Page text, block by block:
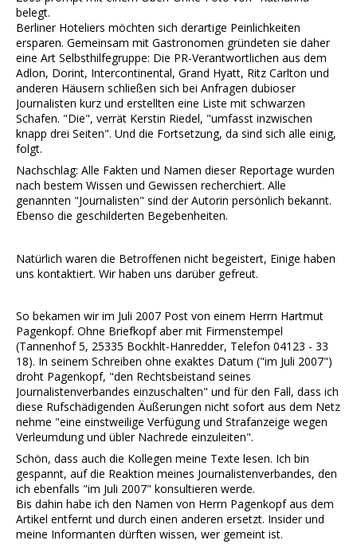
belegt.
Berliner Hoteliers möchten sich derartige Peinlichkeiten
ersparen. Gemeinsam mit Gastronomen gründeten sie daher
eine Art Selbsthilfegruppe: Die PR-Verantwortlichen aus dem
Adlon, Dorint, Intercontinental, Grand Hyatt, Ritz Carlton und
anderen Häusern schließen sich bei Anfragen dubioser
Journalisten kurz und erstellten eine Liste mit schwarzen
Schafen. "Die", verrät Kerstin Riedel, "umfasst inzwischen
knapp drei Seiten". Und die Fortsetzung, da sind sich alle einig,
folgt.
Nachschlag: Alle Fakten und Namen dieser Reportage wurden
nach bestem Wissen und Gewissen recherchiert. Alle
genannten "Journalisten" sind der Autorin persönlich bekannt.
Ebenso die geschilderten Begebenheiten.
Natürlich waren die Betroffenen nicht begeistert, Einige haben
uns kontaktiert. Wir haben uns darüber gefreut.
So bekamen wir im Juli 2007 Post von einem Herrn Hartmut
Pagenkopf. Ohne Briefkopf aber mit Firmenstempel
(Tannenhof 5, 25335 Bockhlt-Hanredder, Telefon 04123 - 33
18). In seinem Schreiben ohne exaktes Datum ("im Juli 2007")
droht Pagenkopf, "den Rechtsbeistand seines
Journalistenverbandes einzuschalten" und für den Fall, dass ich
diese Rufschädigenden Äußerungen nicht sofort aus dem Netz
nehme "eine einstweilige Verfügung und Strafanzeige wegen
Verleumdung und übler Nachrede einzuleiten".
Schön, dass auch die Kollegen meine Texte lesen. Ich bin
gespannt, auf die Reaktion meines Journalistenverbandes, den
ich ebenfalls "im Juli 2007" konsultieren werde.
Bis dahin habe ich den Namen von Herrn Pagenkopf aus dem
Artikel entfernt und durch einen anderen ersetzt. Insider und
meine Informanten dürften wissen, wer gemeint ist.